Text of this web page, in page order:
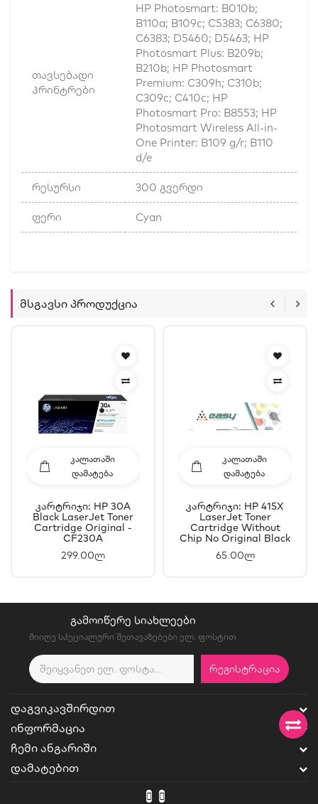
თავსებადი
პრინტრები
HP Photosmart: B010b;
B110a; B109c; C5383; C6380;
C6383; D5460; D5463; HP
Photosmart Plus: B209b;
B210b; HP Photosmart
Premium: C309h; C310b;
C309c; C410c; HP
Photosmart Pro: B8553; HP
Photosmart Wireless All-in-
One Printer: B109 g/r; B110
d/e
რესურსი 300 გვერდი
ფერი Cyan
Მსგავსი Პროდუქცია
ᲙᲐᲚᲐᲗᲐᲨᲘ
ᲓᲐᲛᲐᲢᲔᲑᲐ
Კარტრიჯი: HP 30A
Black LaserJet Toner
Cartridge Original -
CF230A
299.00ლ
ᲙᲐᲚᲐᲗᲐᲨᲘ
ᲓᲐᲛᲐᲢᲔᲑᲐ
Კარტრიჯი: HP 415X
LaserJet Toner
Cartridge Without
Chip No Original Black
- W2030X
65.00ლ
ᲒᲐᲛᲝᲘᲬᲔᲠᲔ ᲡᲘᲐᲮᲚᲔᲔᲑᲘ
მიიღე სპეციალური შეთავაზებები ელ. ფოსტით
ᲠᲔᲒᲘᲡᲢᲠᲐᲪᲘᲐ
ᲓᲐᲒᲕᲘᲙᲐᲕᲨᲘᲠᲓᲘᲗ
ᲘᲜᲤᲝᲠᲛᲐᲪᲘᲐ
ᲩᲔᲛᲘ ᲐᲜᲒᲐᲠᲘᲨᲘ
ᲓᲐᲛᲐᲢᲔᲑᲘᲗ